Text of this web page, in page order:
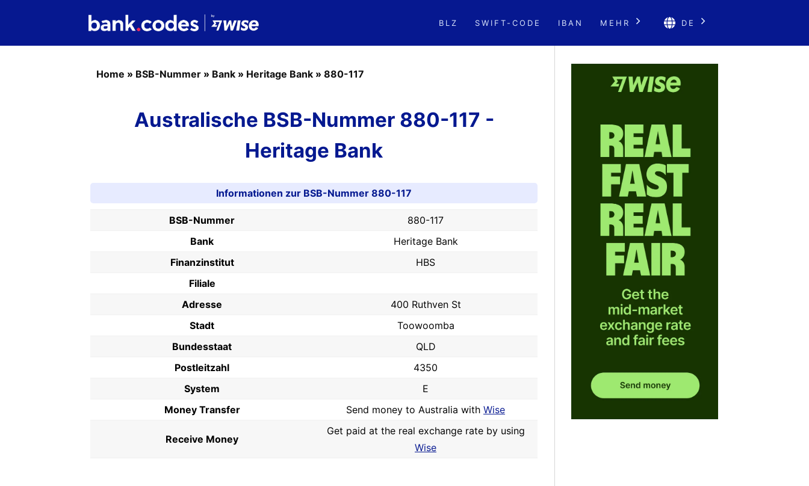
BLZ SWIFT-CODE IBAN MEHR DE
Home » BSB-Nummer » Bank » Heritage Bank » 880-117
Australische BSB-Nummer 880-117 -
Heritage Bank
Informationen zur BSB-Nummer 880-117
BSB-Nummer
880-117
Bank
Heritage Bank
Finanzinstitut
HBS
Filiale
Adresse
400 Ruthven St
Stadt
Toowoomba
Bundesstaat
QLD
Postleitzahl
4350
System
E
Money Transfer
Send money to Australia with Wise
Receive Money
Get paid at the real exchange rate by using
Wise